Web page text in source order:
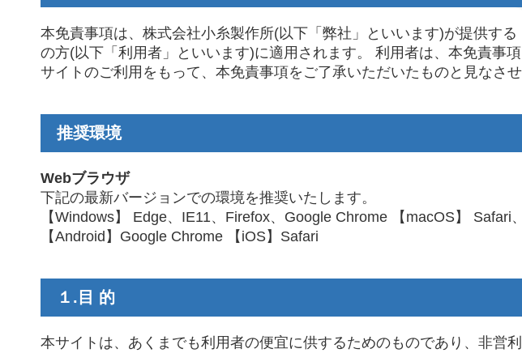
本免責事項は、株式会社小糸製作所(以下「弊社」といいます)が提供す
の方(以下「利用者」といいます)に適用されます。 利用者は、本免責事
サイトのご利用をもって、本免責事項をご了承いただいたものと見なさせ
推奨環境
Webブラウザ
下記の最新バージョンでの環境を推奨いたします。
【Windows】 Edge、IE11、Firefox、Google Chrome 【macOS】 Safari
【Android】Google Chrome 【iOS】Safari
１.目 的
本サイトは、あくまでも利用者の便宜に供するためのものであり、非営